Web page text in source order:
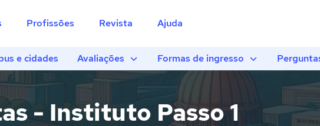
Profissões Revista Ajuda
e cidades Avaliações Formas de ingresso
- Instituto Passo 1